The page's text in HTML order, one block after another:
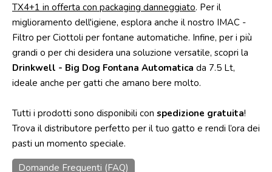
Blog
e
news
TX4+1 in offerta con packaging danneggiato. Per il
miglioramento dell'igiene, esplora anche il nostro IMAC -
Filtro per Ciottoli per fontane automatiche. Infine, per i più
grandi o per chi desidera una soluzione versatile, scopri la
Drinkwell - Big Dog Fontana Automatica da 7.5 Lt,
ideale anche per gatti che amano bere molto.
Tutti i prodotti sono disponibili con spedizione gratuita!
Trova il distributore perfetto per il tuo gatto e rendi l’ora dei
pasti un momento speciale.
Domande Frequenti (FAQ)